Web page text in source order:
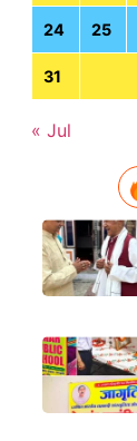
24 25
31
« Jul